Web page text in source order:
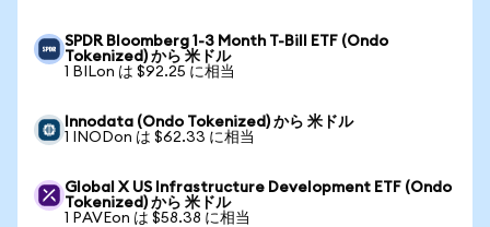
SPDR Bloomberg 1-3 Month T-Bill ETF (Ondo
Tokenized) から 米ドル
1 BILon は $92.25 に相当
Innodata (Ondo Tokenized) から 米ドル
1 INODon は $62.33 に相当
Global X US Infrastructure Development ETF (Ondo
Tokenized) から 米ドル
1 PAVEon は $58.38 に相当